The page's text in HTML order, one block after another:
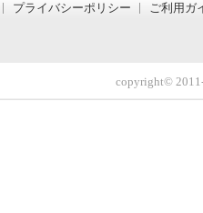
プライバシーポリシー
ご利用ガ
copyright©